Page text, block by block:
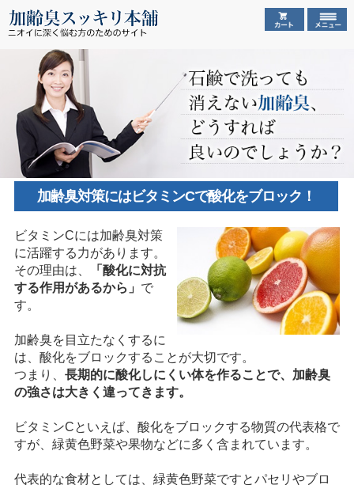
加齢臭対策にはビタミンCで酸化をブロック！
ビタミンCには加齢臭対策
に活躍する力があります。
その理由は、
「酸化に対抗
する作用があるから」 で
す。
加齢臭を目立たなくするに
は、酸化をブロックすることが大切です。
つまり、 長期的に酸化しにくい体を作ることで、加齢臭
の強さは大きく違ってきます。
ビタミンCといえば、酸化をブロックする物質の代表格で
すが、緑黄色野菜や果物などに多く含まれています。
代表的な食材としては、緑黄色野菜ですとパセリやブロ